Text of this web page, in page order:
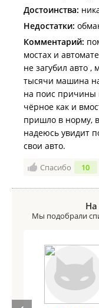
Достоинства:
Недостатки:
Комментарий:
мостах и
не загубил авто ,
тысячи машина
на поис причины
чёрное как и
пришло в норму,
надеюсь увидит
свои авто.
Спасибо 10
На
Мы подобрали